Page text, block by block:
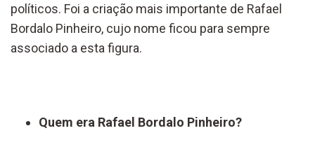
políticos. Foi a criação mais importante de Rafael
Bordalo Pinheiro, cujo nome ficou para sempre
associado a esta figura.
Quem era Rafael Bordalo Pinheiro?